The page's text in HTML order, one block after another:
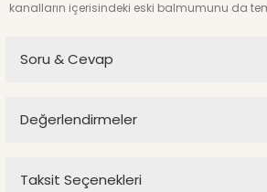
kanalların içerisindeki eski balmumunu da
Soru & Cevap
Değerlendirmeler
Taksit Seçenekleri